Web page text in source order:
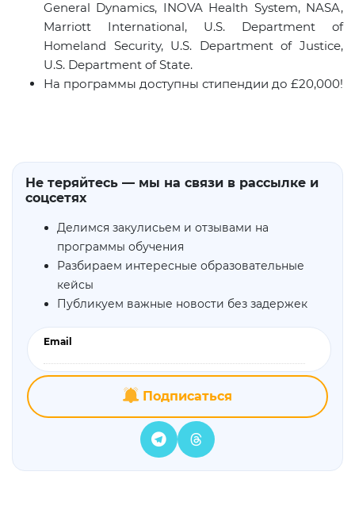
General Dynamics, INOVA Health System, NASA,
Marriott International, U.S. Department of
Homeland Security, U.S. Department of Justice,
U.S. Department of State.
На программы доступны стипендии до £20,000!
Не теряйтесь — мы на связи в рассылке и
соцсетях
Делимся закулисьем и отзывами на
программы обучения
Разбираем интересные образовательные
кейсы
Публикуем важные новости без задержек
Email
Подписаться